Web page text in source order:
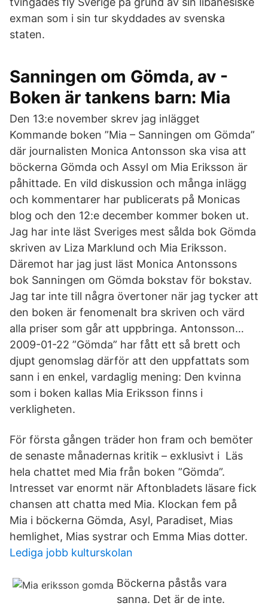
exman som i sin tur skyddades av svenska
staten.
Sanningen om Gömda, av -
Boken är tankens barn: Mia
Den 13:e november skrev jag inlägget
Kommande boken ”Mia – Sanningen om Gömda”
där journalisten Monica Antonsson ska visa att
böckerna Gömda och Assyl om Mia Eriksson är
påhittade. En vild diskussion och många inlägg
och kommentarer har publicerats på Monicas
blog och den 12:e december kommer boken ut.
Jag har inte läst Sveriges mest sålda bok Gömda
skriven av Liza Marklund och Mia Eriksson.
Däremot har jag just läst Monica Antonssons
bok Sanningen om Gömda bokstav för bokstav.
Jag tar inte till några övertoner när jag tycker att
den boken är fenomenalt bra skriven och värd
alla priser som går att uppbringa. Antonsson…
2009-01-22 ”Gömda” har fått ett så brett och
djupt genomslag därför att den uppfattats som
sann i en enkel, vardaglig mening: Den kvinna
som i boken kallas Mia Eriksson finns i
verkligheten.
För första gången träder hon fram och bemöter
de senaste månadernas kritik – exklusivt i Läs
hela chattet med Mia från boken ”Gömda”.
Intresset var enormt när Aftonbladets läsare fick
chansen att chatta med Mia. Klockan fem på
Mia i böckerna Gömda, Asyl, Paradiset, Mias
hemlighet, Mias systrar och Emma Mias dotter.
Lediga jobb kulturskolan
Böckerna påstås vara
sanna. Det är de inte.